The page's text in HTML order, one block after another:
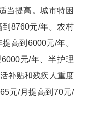
当提高。城市特困
到8760元/年。农村
高到6000元/年。
元/年、半护理
补贴和残疾人重度
元/月提高到70元/